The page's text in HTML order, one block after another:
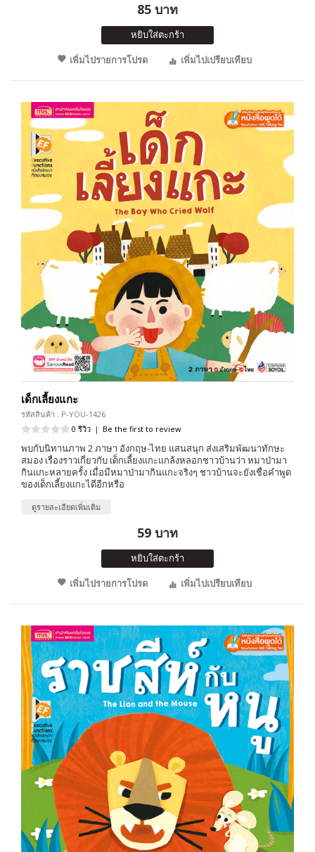
85 บาท
หยิบใส่ตะกร้า
เพิ่มไปรายการโปรด
เพิ่มไปเปรียบเทียบ
เด็กเลี้ยงแกะ
รหัสสินค้า : P-YOU-1426
0 รีวิว | Be the first to review
พบกับนิทานภาพ 2 ภาษา อังกฤษ-ไทย แสนสนุก ส่งเสริมพัฒนาทักษะ
สมอง เรื่องราวเกี่ยวกับ เด็กเลี้ยงแกะแกล้งหลอกชาวบ้านว่า หมาป่ามา
กินแกะหลายครั้ง เมื่อมีหมาป่ามากินแกะจริงๆ ชาวบ้านจะยังเชื่อคำพูด
ของเด็กเลี้ยงแกะไดีอีกหรือ
ดูรายละเอียดเพิ่มเติม
59 บาท
หยิบใส่ตะกร้า
เพิ่มไปรายการโปรด
เพิ่มไปเปรียบเทียบ